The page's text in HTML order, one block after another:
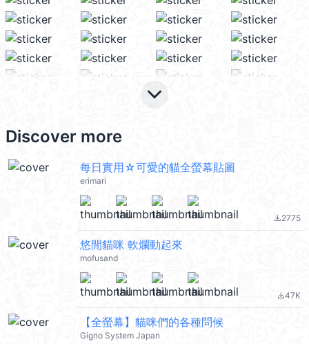
keyboard_arrow_down
Discover more
每日實用☆可愛的貓全螢幕貼圖
erimari
file_download2775
悠閒貓咪 軟爛動起來
mofusand
file_download47K
【全螢幕】貓咪們的各種問候
Gigno System Japan